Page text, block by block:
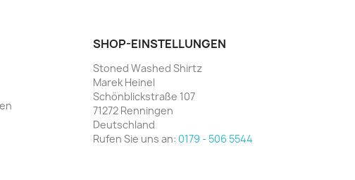
SHOP-EINSTELLUNGEN
Stoned Washed Shirtz
Marek Heinel
Schönblickstraße 107
71272 Renningen
Deutschland
Rufen Sie uns an: 0179 - 506 5544